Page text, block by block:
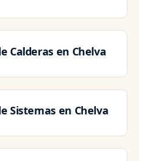
Calderas en Chelva
Sistemas en Chelva